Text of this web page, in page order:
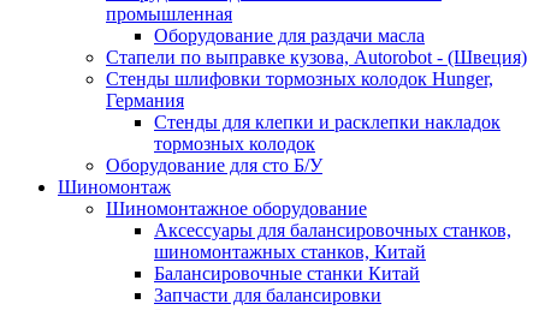
промышленная
Оборудование для раздачи масла
Стапели по выправке кузова, Autorobot - (Швеция)
Стенды шлифовки тормозных колодок Hunger,
Германия
Стенды для клепки и расклепки накладок
тормозных колодок
Оборудование для сто Б/У
Шиномонтаж
Шиномонтажное оборудование
Аксессуары для балансировочных станков,
шиномонтажных станков, Китай
Балансировочные станки Китай
Запчасти для балансировки